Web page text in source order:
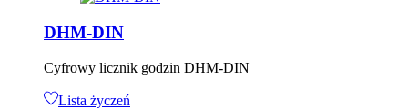
DHM-DIN
Cyfrowy licznik godzin DHM-DIN
Lista życzeń